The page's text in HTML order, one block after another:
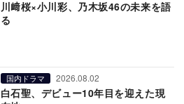
川﨑桜×小川彩、乃木坂46の未来を語
る
国内ドラマ 2026.08.02
白石聖、デビュー10年目を迎えた現